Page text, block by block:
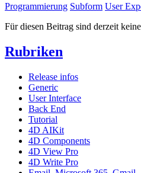
Programmierung Subform User
Für diesen Beitrag sind derzeit
Rubriken
Release infos
Generic
User Interface
Back End
Tutorial
4D AIKit
4D Components
4D View Pro
4D Write Pro